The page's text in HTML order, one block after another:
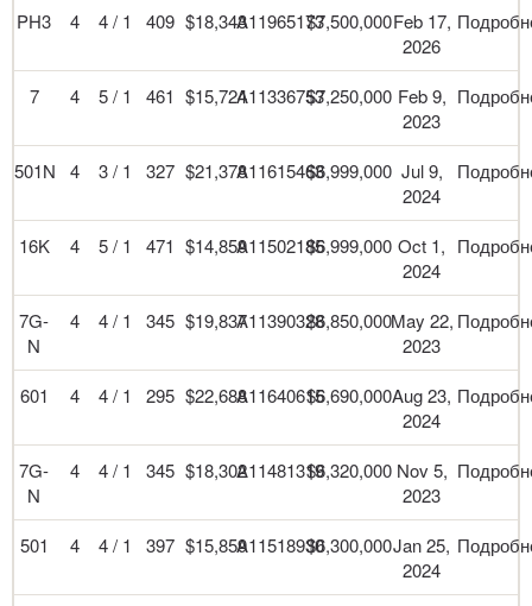
PH3 4 4 / 1 409 $18,343A11965173$7,500,000Feb 17,
2026
7 4 5 / 1 461 $15,724A11336753$7,250,000 Feb 9,
2023
501N 4 3 / 1 327 $21,378A11615463$6,999,000 Jul 9,
2024
16K 4 5 / 1 471 $14,859A11502185$6,999,000 Oct 1,
2024
7G-
N
4 4 / 1 345 $19,837A11390328$6,850,000May 22,
2023
601 4 4 / 1 295 $22,688A11640615$6,690,000Aug 23,
2024
7G-
N
4 4 / 1 345 $18,302A11481319$6,320,000 Nov 5,
2023
501 4 4 / 1 397 $15,859A11518930$6,300,000Jan 25,
2024